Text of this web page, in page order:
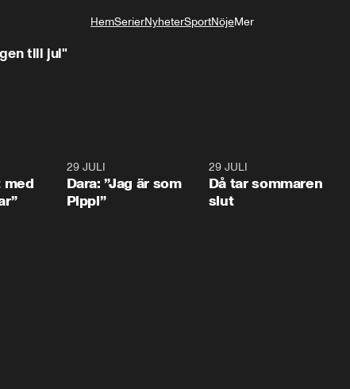
HemSerierNyheterSportNöjeMer
till jul"
med
29 JULI
Dara: ”Jag är som
Pippi”
29 JULI
Då tar sommaren
slut